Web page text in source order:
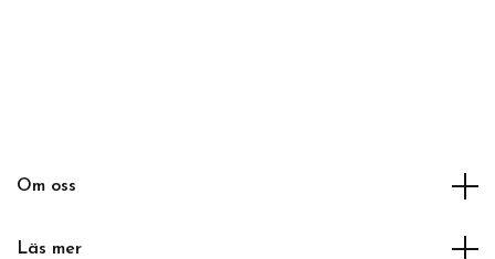
Om oss
Läs mer